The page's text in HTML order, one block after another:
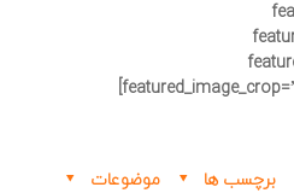
موضوعات برچسب ها